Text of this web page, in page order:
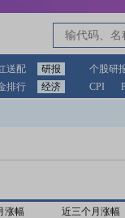
送配 研报 个股研
排行 经济 CPI
涨幅 近三个月涨幅